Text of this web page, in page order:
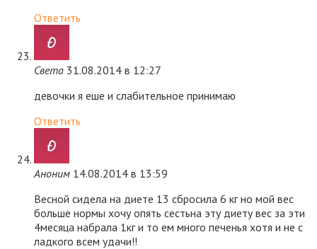
Ответить
Света 31.08.2014 в 12:27
девочки я еше и слабительное принимаю
Ответить
Аноним 14.08.2014 в 13:59
Весной сидела на диете 13 сбросила 6 кг но мой вес
больше нормы хочу опять сестьна эту диету вес за эти
4месяца набрала 1кг и то ем много печенья хотя и не с
ладкого всем удачи!!